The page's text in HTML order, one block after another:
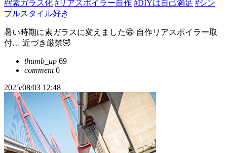
##素ガラス化 #リアスポイラー自作 #DIYは自己満足 #シン
プルスタイル好き
暑い時期に素ガラスに変えました😁 自作リアスポイラー取
付… 近づき厳禁🤣
thumb_up 69
comment0
2025/08/03 12:48